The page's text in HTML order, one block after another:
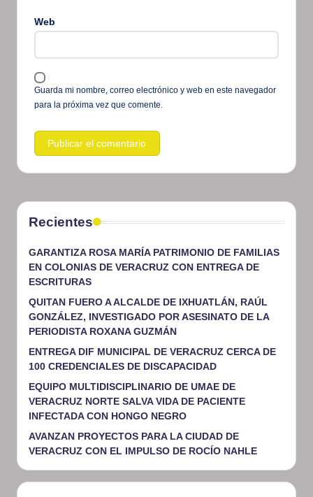
Web
Guarda mi nombre, correo electrónico y web en este navegador
para la próxima vez que comente.
Recientes
GARANTIZA ROSA MARÍA PATRIMONIO DE FAMILIAS
EN COLONIAS DE VERACRUZ CON ENTREGA DE
ESCRITURAS
QUITAN FUERO A ALCALDE DE IXHUATLÁN, RAÚL
GONZÁLEZ, INVESTIGADO POR ASESINATO DE LA
PERIODISTA ROXANA GUZMÁN
ENTREGA DIF MUNICIPAL DE VERACRUZ CERCA DE
100 CREDENCIALES DE DISCAPACIDAD
EQUIPO MULTIDISCIPLINARIO DE UMAE DE
VERACRUZ NORTE SALVA VIDA DE PACIENTE
INFECTADA CON HONGO NEGRO
AVANZAN PROYECTOS PARA LA CIUDAD DE
VERACRUZ CON EL IMPULSO DE ROCÍO NAHLE